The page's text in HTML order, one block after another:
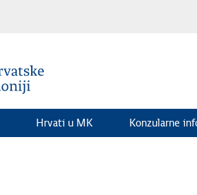
Hrvati u MK Konzularne